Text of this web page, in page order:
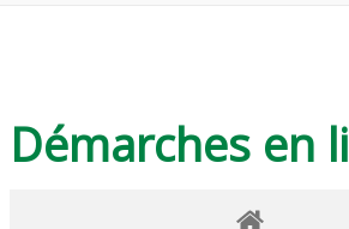
Démarches en